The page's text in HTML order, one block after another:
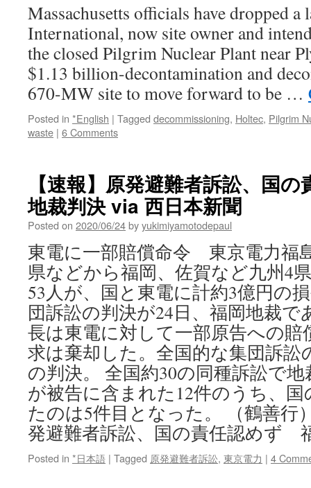
Massachusetts officials have dropped a
International, now site owner and
the closed Pilgrim Nuclear Plant near
$1.13 billion-decontamination and
670-MW site to move forward to be …
Posted in *English | Tagged decommissioning, Holtec, Pilgrim
waste | 6 Comments
【速報】原発避難者訴訟、国
地裁判決 via 西日本新聞
Posted on 2020/06/24byyukimiyamotodepaul
東電に一部賠償命令 東京電力福
県などから福岡、佐賀など九州4
53人が、国と東電に計約3億円の
団訴訟の判決が24日、福岡地裁で
長は東電に対して一部原告への賠
求は棄却した。全国的な集団訴訟
の判決。 全国約30の同種訴訟で
が被告に含まれた12件のうち、
たのは5件目となった。 （鶴善行
発避難者訴訟、国の責任認めず
Posted in *日本語 | Tagged 原発避難者訴訟, 東京電力 | 4